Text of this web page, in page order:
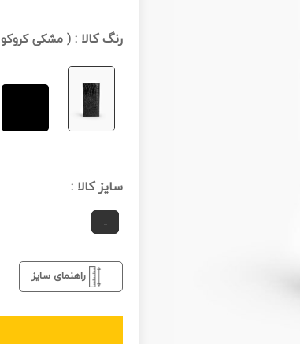
رنگ کالا :(مشکی کروکو
سایز کالا :
-
راهنمای سایز